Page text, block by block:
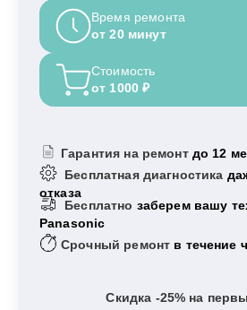
Время ремонта
от 20 минут
Стоимость
от 1000 ₽
Гарантия на ремонт до 12
Бесплатная диагностика
отказа
Бесплатно заберем вашу
Panasonic
Срочный ремонт в течение
Скидка -25% на